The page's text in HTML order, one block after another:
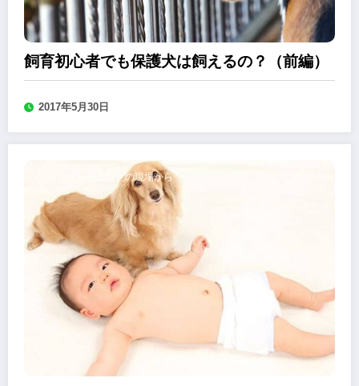
飼育初心者でも保護犬は飼えるの？（前編）
2017年5月30日
ドッグトレーニングの現場から